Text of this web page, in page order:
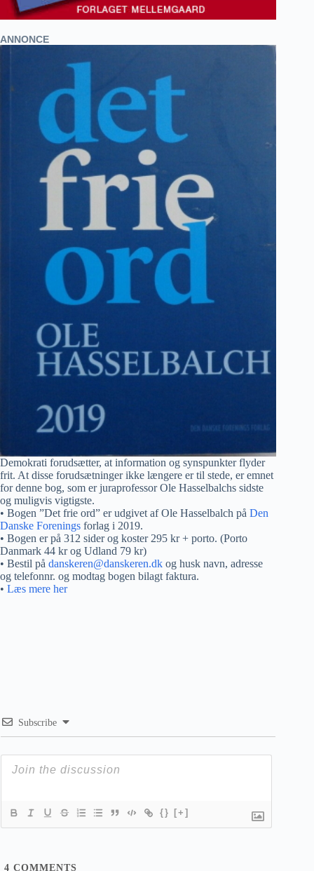
ANNONCE
Demokrati forudsætter, at information og synspunkter flyder
frit. At disse forudsætninger ikke længere er til stede, er emnet
for denne bog, som er juraprofessor Ole Hasselbalchs sidste
og muligvis vigtigste.
• Bogen ”Det frie ord” er udgivet af Ole Hasselbalch på Den
Danske Forenings forlag i 2019.
• Bogen er på 312 sider og koster 295 kr + porto. (Porto
Danmark 44 kr og Udland 79 kr)
• Bestil på danskeren@danskeren.dk og husk navn, adresse
og telefonnr. og modtag bogen bilagt faktura.
• Læs mere her
Subscribe
{} [+]
4 COMMENTS